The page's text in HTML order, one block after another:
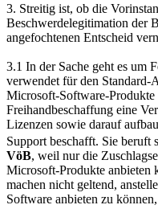
3. Streitig ist, ob die
Beschwerdelegitimation der
angefochtenen Entscheid
3.1 In der Sache geht es um
verwendet für den Standard-
Microsoft-Software-Produkte
Freihandbeschaffung eine
Lizenzen sowie darauf
Support beschafft. Sie
VöB, weil nur die
Microsoft-Produkte anbieten
machen nicht geltend,
Software anbieten zu